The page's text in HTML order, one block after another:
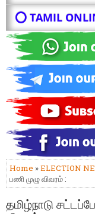
⭕ TAMIL
Home »ELECTION
பணி முழு விவரம் :
தமிழ்நாடு